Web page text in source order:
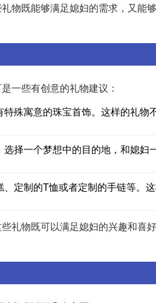
物既能够满足媳妇的需求，又能
一些有创意的礼物建议：
殊寓意的珠宝首饰。这样的礼物
择一个梦想中的目的地，和媳妇
定制的T恤或者定制的手链等。
礼物既可以满足媳妇的兴趣和喜